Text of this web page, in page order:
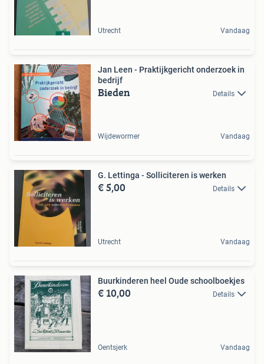
Utrecht Vandaag
Jan Leen - Praktijkgericht onderzoek in
bedrijf
Bieden Details
Wijdewormer Vandaag
G. Lettinga - Solliciteren is werken
€ 5,00 Details
Utrecht Vandaag
Buurkinderen heel Oude schoolboekjes
€ 10,00 Details
Oentsjerk Vandaag